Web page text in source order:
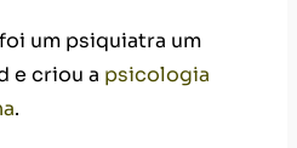
um psiquiatra um
e criou a psicologia
.